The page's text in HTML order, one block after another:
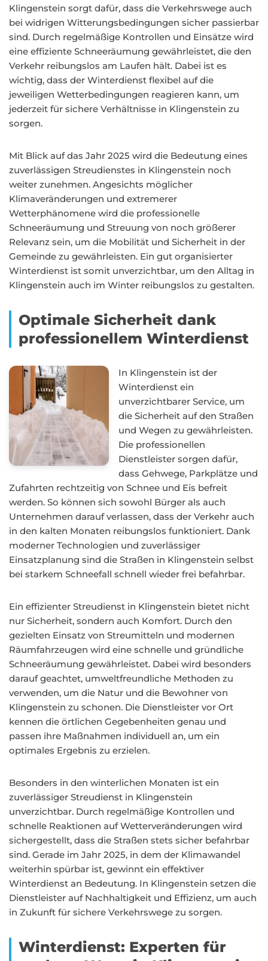
Klingenstein sorgt dafür, dass die Verkehrswege auch
bei widrigen Witterungsbedingungen sicher passierbar
sind. Durch regelmäßige Kontrollen und Einsätze wird
eine effiziente Schneeräumung gewährleistet, die den
Verkehr reibungslos am Laufen hält. Dabei ist es
wichtig, dass der Winterdienst flexibel auf die
jeweiligen Wetterbedingungen reagieren kann, um
jederzeit für sichere Verhältnisse in Klingenstein zu
sorgen.
Mit Blick auf das Jahr 2025 wird die Bedeutung eines
zuverlässigen Streudienstes in Klingenstein noch
weiter zunehmen. Angesichts möglicher
Klimaveränderungen und extremerer
Wetterphänomene wird die professionelle
Schneeräumung und Streuung von noch größerer
Relevanz sein, um die Mobilität und Sicherheit in der
Gemeinde zu gewährleisten. Ein gut organisierter
Winterdienst ist somit unverzichtbar, um den Alltag in
Klingenstein auch im Winter reibungslos zu gestalten.
Optimale Sicherheit dank
professionellem Winterdienst
In Klingenstein ist der
Winterdienst ein
unverzichtbarer Service, um
die Sicherheit auf den Straßen
und Wegen zu gewährleisten.
Die professionellen
Dienstleister sorgen dafür,
dass Gehwege, Parkplätze und
Zufahrten rechtzeitig von Schnee und Eis befreit
werden. So können sich sowohl Bürger als auch
Unternehmen darauf verlassen, dass der Verkehr auch
in den kalten Monaten reibungslos funktioniert. Dank
moderner Technologien und zuverlässiger
Einsatzplanung sind die Straßen in Klingenstein selbst
bei starkem Schneefall schnell wieder frei befahrbar.
Ein effizienter Streudienst in Klingenstein bietet nicht
nur Sicherheit, sondern auch Komfort. Durch den
gezielten Einsatz von Streumitteln und modernen
Räumfahrzeugen wird eine schnelle und gründliche
Schneeräumung gewährleistet. Dabei wird besonders
darauf geachtet, umweltfreundliche Methoden zu
verwenden, um die Natur und die Bewohner von
Klingenstein zu schonen. Die Dienstleister vor Ort
kennen die örtlichen Gegebenheiten genau und
passen ihre Maßnahmen individuell an, um ein
optimales Ergebnis zu erzielen.
Besonders in den winterlichen Monaten ist ein
zuverlässiger Streudienst in Klingenstein
unverzichtbar. Durch regelmäßige Kontrollen und
schnelle Reaktionen auf Wetterveränderungen wird
sichergestellt, dass die Straßen stets sicher befahrbar
sind. Gerade im Jahr 2025, in dem der Klimawandel
weiterhin spürbar ist, gewinnt ein effektiver
Winterdienst an Bedeutung. In Klingenstein setzen die
Dienstleister auf Nachhaltigkeit und Effizienz, um auch
in Zukunft für sichere Verkehrswege zu sorgen.
Winterdienst: Experten für